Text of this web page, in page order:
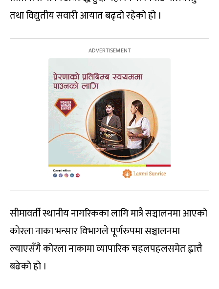
तथा विद्युतीय सवारी आयात बढ्दो रहेको हो ।
सीमावर्ती स्थानीय नागरिकका लागि मात्रै सञ्चालनमा आएको
कोरला नाका भन्सार विभागले पूर्णरुपमा सञ्चालनमा
ल्याएसँगै कोरला नाकामा व्यापारिक चहलपहलसमेत ह्वात्तै
बढेको हो ।